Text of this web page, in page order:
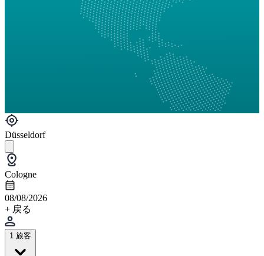
Düsseldorf
Cologne
08/08/2026
+ 戻る
1 旅客